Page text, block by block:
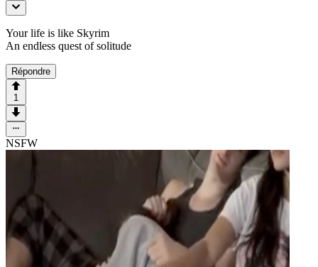
Your life is like Skyrim
An endless quest of solitude
Répondre
1
NSFW